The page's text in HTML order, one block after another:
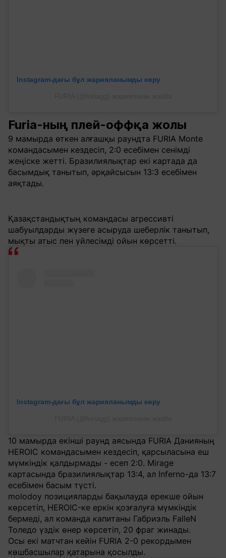
Instagram-дағы бұл жарияланымды көру
Furia-ның плей-оффқа жолы
9 мамырда өткен алғашқы раундта FURIA Monte
командасымен кездесіп, 2:0 есебімен сенімді
жеңіске жетті. Бразилиялықтар екі картада да
басымдық танытып, әрқайсысын 13:3 есебімен
аяқтады.
Қазақстандықтың командасы агрессивті
шабуылдарды жүзеге асыруда шеберлік танытып,
мықты атыс пен үйлесімді ойын көрсетті.
Instagram-дағы бұл жарияланымды көру
10 мамырда екінші раунд аясында FURIA Данияның
HEROIC командасымен кездесіп, қарсыласына еш
мүмкіндік қалдырмады - есеп 2:0. Mirage
картасында бразилиялықтар 13:4, ал Inferno-да 13:7
есебімен басым түсті.
molodoy позицияларды бақылауда ерекше ойын
көрсетіп, HEROIC-ке еркін қозғалуға мүмкіндік
бермеді, ал команда капитаны Габриэль FalleN
Толедо үздік өнер көрсетіп, 20 фраг жинады.
Осы екі матчтан кейін FURIA 2-0 рекордымен
көшбасшылар қатарына қосылды.